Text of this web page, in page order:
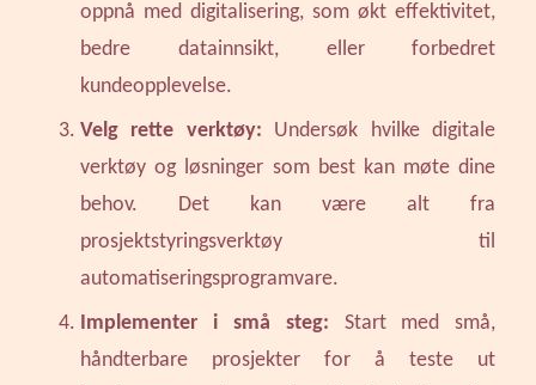
oppnå med digitalisering, som økt effektivitet,
bedre datainnsikt, eller forbedret
kundeopplevelse.
Velg rette verktøy: Undersøk hvilke digitale
verktøy og løsninger som best kan møte dine
behov. Det kan være alt fra
prosjektstyringsverktøy til
automatiseringsprogramvare.
Implementer i små steg: Start med små,
håndterbare prosjekter for å teste ut